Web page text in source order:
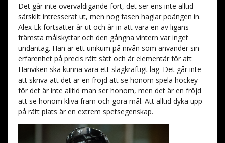
Det går inte överväldigande fort, det ser ens inte alltid
särskilt intresserat ut, men nog fasen haglar poängen in.
Alex Ek fortsätter år ut och år in att vara en av ligans
främsta målskyttar och den gångna vintern var inget
undantag. Han är ett unikum på nivån som använder sin
erfarenhet på precis rätt sätt och är elementär för att
Hanviken ska kunna vara ett slagkraftigt lag. Det går inte
att skriva att det är en fröjd att se honom spela hockey
för det är inte alltid man ser honom, men det är en fröjd
att se honom kliva fram och göra mål. Att alltid dyka upp
på rätt plats är en extrem spetsegenskap.